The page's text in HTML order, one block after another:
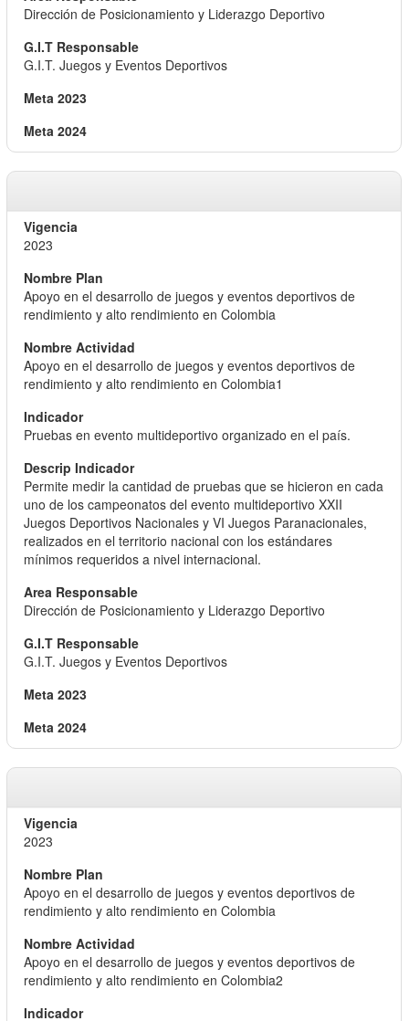
Dirección de Posicionamiento y Liderazgo Deportivo
G.I.T. Juegos y Eventos Deportivos
2023
Apoyo en el desarrollo de juegos y eventos deportivos de
rendimiento y alto rendimiento en Colombia
Apoyo en el desarrollo de juegos y eventos deportivos de
rendimiento y alto rendimiento en Colombia1
Pruebas en evento multideportivo organizado en el país.
Permite medir la cantidad de pruebas que se hicieron en cada
uno de los campeonatos del evento multideportivo XXII
Juegos Deportivos Nacionales y VI Juegos Paranacionales,
realizados en el territorio nacional con los estándares
mínimos requeridos a nivel internacional.
Dirección de Posicionamiento y Liderazgo Deportivo
G.I.T. Juegos y Eventos Deportivos
2023
Apoyo en el desarrollo de juegos y eventos deportivos de
rendimiento y alto rendimiento en Colombia
Apoyo en el desarrollo de juegos y eventos deportivos de
rendimiento y alto rendimiento en Colombia2